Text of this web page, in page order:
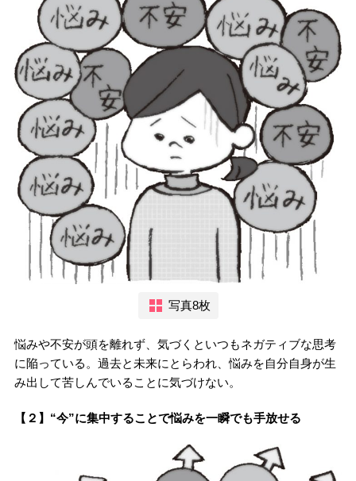
写真8枚
悩みや不安が頭を離れず、気づくといつもネガティブな思考
に陥っている。過去と未来にとらわれ、悩みを自分自身が生
み出して苦しんでいることに気づけない。
【２】“今”に集中することで悩みを一瞬でも手放せる